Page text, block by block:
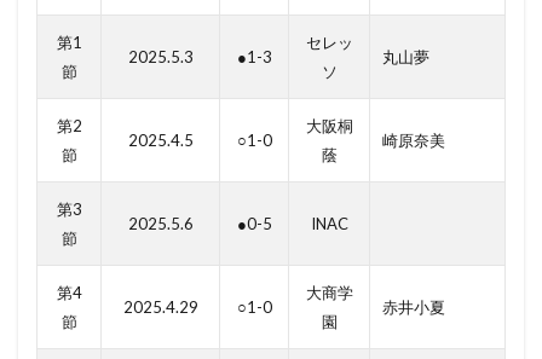
第1
節
2025.5.3 ●1-3
セレッ
ソ
丸山夢
第2
節
2025.4.5 ○1-0
大阪桐
蔭
崎原奈美
第3
節
2025.5.6 ●0-5 INAC
第4
節
2025.4.29 ○1-0
大商学
園
赤井小夏